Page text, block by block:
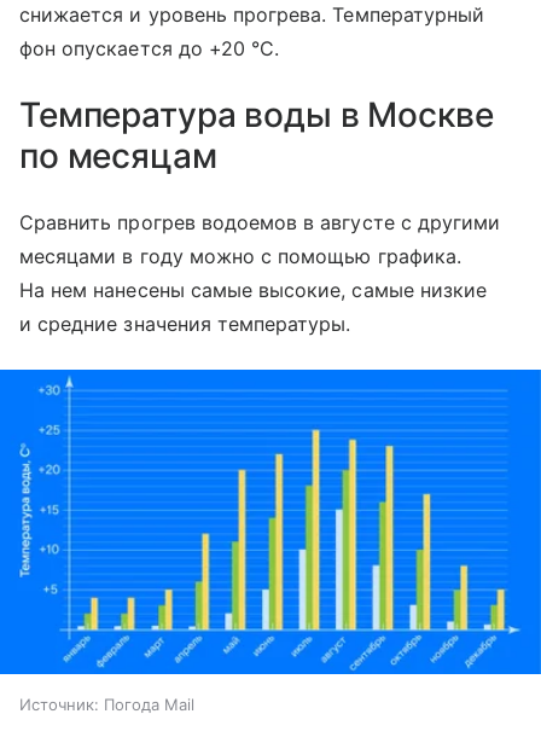
снижается и уровень прогрева. Температурный
фон опускается до +20 °C.
Температура воды в Москве
по месяцам
Сравнить прогрев водоемов в августе с другими
месяцами в году можно с помощью графика.
На нем нанесены самые высокие, самые низкие
и средние значения температуры.
Источник: Погода Mail